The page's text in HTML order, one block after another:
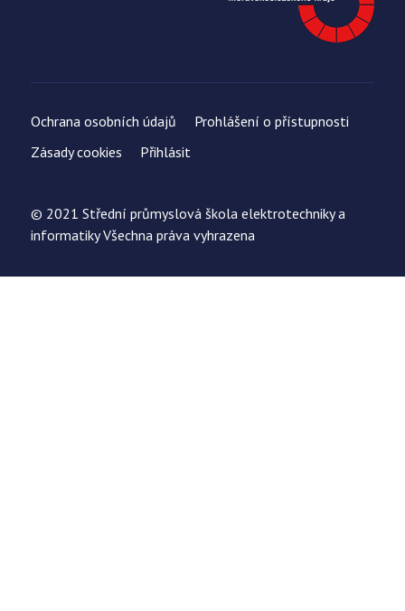
Ochrana osobních údajů
Prohlášení o přístupnosti
Zásady cookies
Přihlásit
© 2021 Střední průmyslová škola elektrotechniky a
informatiky Všechna práva vyhrazena